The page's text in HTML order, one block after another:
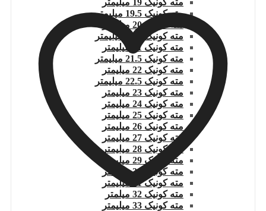
مته کونیک 19 میلیمتر
مته کونیک 19.5 میلیمتر
مته کونیک 20 میلیمتر
مته کونیک 20.5 میلیمتر
مته کونیک 21 میلیمتر
مته کونیک 21.5 میلیمتر
مته کونیک 22 میلیمتر
مته کونیک 22.5 میلیمتر
مته کونیک 23 میلیمتر
مته کونیک 24 میلیمتر
مته کونیک 25 میلیمتر
مته کونیک 26 میلیمتر
مته کونیک 27 میلیمتر
مته کونیک 28 میلیمتر
مته کونیک 29 میلیمتر
مته کونیک 30 میلیمتر
مته کونیک 31 میلیمتر
مته کونیک 32 میلمتر
مته کونیک 33 میلیمتر